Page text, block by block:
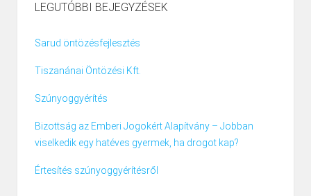
LEGUTÓBBI BEJEGYZÉSEK
Sarud öntözésfejlesztés
Tiszanánai Öntözési Kft.
Szúnyoggyérítés
Bizottság az Emberi Jogokért Alapítvány – Jobban
viselkedik egy hatéves gyermek, ha drogot kap?
Értesítés szúnyoggyérítésről